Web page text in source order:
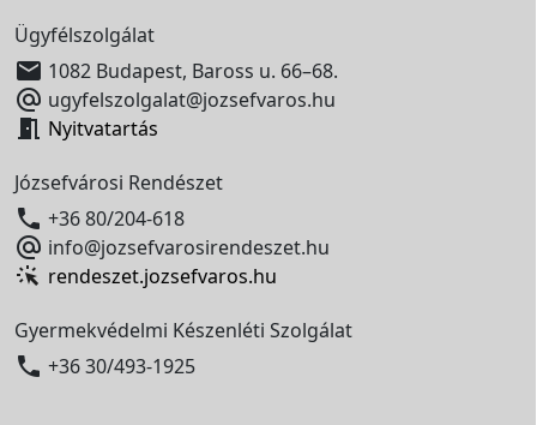
Ügyfélszolgálat
 1082 Budapest, Baross u. 66–68.
 ugyfelszolgalat@jozsefvaros.hu
 Nyitvatartás
Józsefvárosi Rendészet
 +36 80/204-618
 info@jozsefvarosirendeszet.hu
rendeszet.jozsefvaros.hu
Gyermekvédelmi Készenléti Szolgálat
 +36 30/493-1925